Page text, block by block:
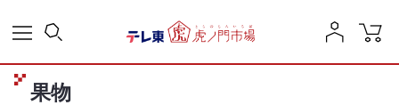
果物